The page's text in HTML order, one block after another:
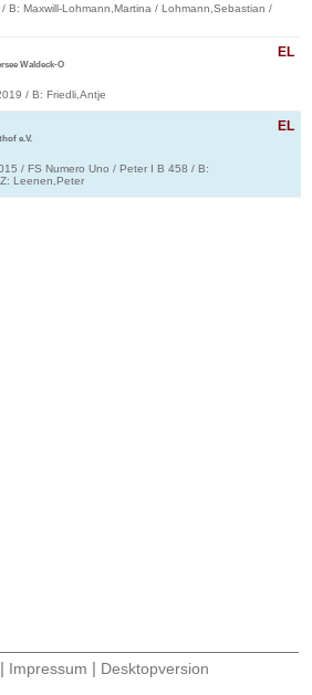
B: Maxwill-Lohmann,Martina / Lohmann,Sebastian /
EL
Waldeck-O
/ B: Friedli,Antje
EL
e.V.
/ FS Numero Uno / Peter I B 458 / B:
Leenen,Peter
| Impressum | Desktopversion